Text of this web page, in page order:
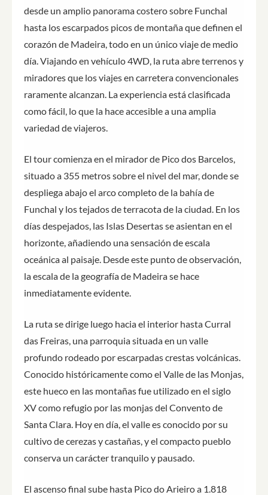
desde un amplio panorama costero sobre Funchal
hasta los escarpados picos de montaña que definen el
corazón de Madeira, todo en un único viaje de medio
día. Viajando en vehículo 4WD, la ruta abre terrenos y
miradores que los viajes en carretera convencionales
raramente alcanzan. La experiencia está clasificada
como fácil, lo que la hace accesible a una amplia
variedad de viajeros.
El tour comienza en el mirador de Pico dos Barcelos,
situado a 355 metros sobre el nivel del mar, donde se
despliega abajo el arco completo de la bahía de
Funchal y los tejados de terracota de la ciudad. En los
días despejados, las Islas Desertas se asientan en el
horizonte, añadiendo una sensación de escala
oceánica al paisaje. Desde este punto de observación,
la escala de la geografía de Madeira se hace
inmediatamente evidente.
La ruta se dirige luego hacia el interior hasta Curral
das Freiras, una parroquia situada en un valle
profundo rodeado por escarpadas crestas volcánicas.
Conocido históricamente como el Valle de las Monjas,
este hueco en las montañas fue utilizado en el siglo
XV como refugio por las monjas del Convento de
Santa Clara. Hoy en día, el valle es conocido por su
cultivo de cerezas y castañas, y el compacto pueblo
conserva un carácter tranquilo y pausado.
El ascenso final sube hasta Pico do Arieiro a 1.818